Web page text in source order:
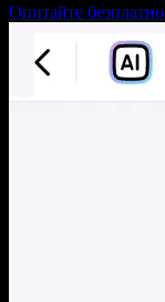
Опитайте безплатно